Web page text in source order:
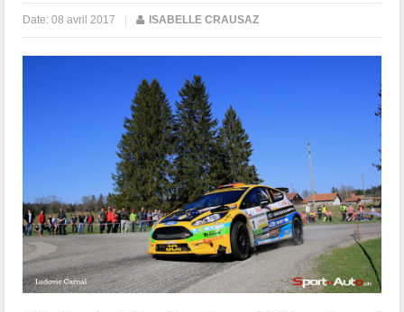
Date:08 avril 2017 | ISABELLE CRAUSAZ